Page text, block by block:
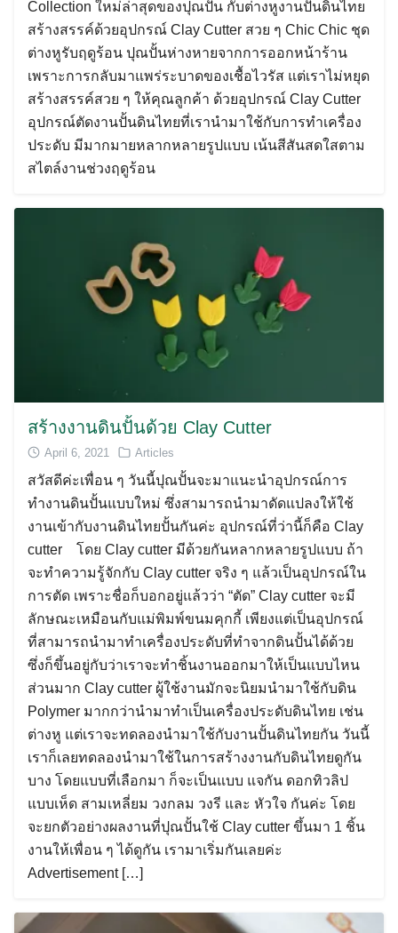
Collection ใหม่ล่าสุดของปุณปั้น กับต่างหูงานปั้นดินไทย
สร้างสรรค์ด้วยอุปกรณ์ Clay Cutter สวย ๆ Chic Chic ชุด
ต่างหูรับฤดูร้อน ปุณปั้นห่างหายจากการออกหน้าร้าน
เพราะการกลับมาแพร่ระบาดของเชื้อไวรัส แต่เราไม่หยุด
สร้างสรรค์สวย ๆ ให้คุณลูกค้า ด้วยอุปกรณ์ Clay Cutter
อุปกรณ์ตัดงานปั้นดินไทยที่เรานำมาใช้กับการทำเครื่อง
ประดับ มีมากมายหลากหลายรูปแบบ เน้นสีสันสดใสตาม
สไตล์งานช่วงฤดูร้อน
สร้างงานดินปั้นด้วย Clay Cutter
April 6, 2021 Articles
สวัสดีค่ะเพื่อน ๆ วันนี้ปุณปั้นจะมาแนะนำอุปกรณ์การ
ทำงานดินปั้นแบบใหม่ ซึ่งสามารถนำมาดัดแปลงให้ใช้
งานเข้ากับงานดินไทยปั้นกันค่ะ อุปกรณ์ที่ว่านี้ก็คือ Clay
cutter โดย Clay cutter มีด้วยกันหลากหลายรูปแบบ ถ้า
จะทำความรู้จักกับ Clay cutter จริง ๆ แล้วเป็นอุปกรณ์ใน
การตัด เพราะชื่อก็บอกอยู่แล้วว่า “ตัด” Clay cutter จะมี
ลักษณะเหมือนกับแม่พิมพ์ขนมคุกกี้ เพียงแต่เป็นอุปกรณ์
ที่สามารถนำมาทำเครื่องประดับที่ทำจากดินปั้นได้ด้วย
ซึ่งก็ขึ้นอยู่กับว่าเราจะทำชิ้นงานออกมาให้เป็นแบบไหน
ส่วนมาก Clay cutter ผู้ใช้งานมักจะนิยมนำมาใช้กับดิน
Polymer มากกว่านำมาทำเป็นเครื่องประดับดินไทย เช่น
ต่างหู แต่เราจะทดลองนำมาใช้กับงานปั้นดินไทยกัน วันนี้
เราก็เลยทดลองนำมาใช้ในการสร้างงานกับดินไทยดูกัน
บาง โดยแบบที่เลือกมา ก็จะเป็นแบบ แจกัน ดอกทิวลิป
แบบเห็ด สามเหลี่ยม วงกลม วงรี และ หัวใจ กันค่ะ โดย
จะยกตัวอย่างผลงานที่ปุณปั้นใช้ Clay cutter ขึ้นมา 1 ชิ้น
งานให้เพื่อน ๆ ได้ดูกัน เรามาเริ่มกันเลยค่ะ
Advertisement […]